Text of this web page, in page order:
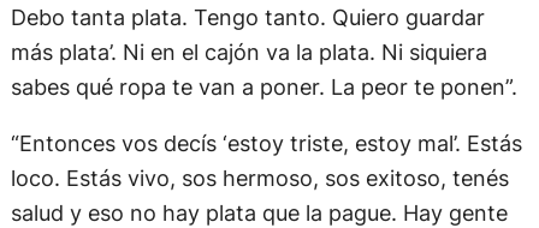
Debo tanta plata. Tengo tanto. Quiero guardar
más plata’. Ni en el cajón va la plata. Ni siquiera
sabes qué ropa te van a poner. La peor te ponen”.
“Entonces vos decís ‘estoy triste, estoy mal’. Estás
loco. Estás vivo, sos hermoso, sos exitoso, tenés
salud y eso no hay plata que la pague. Hay gente